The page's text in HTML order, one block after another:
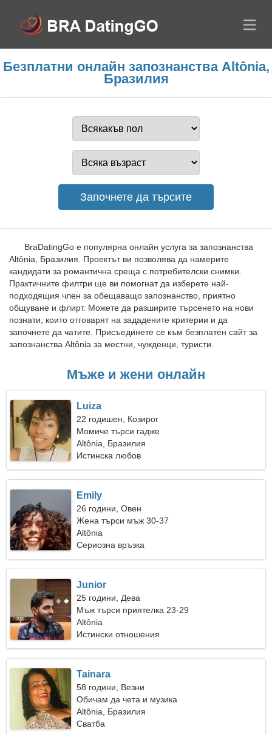
Безплатни онлайн запознанства Altônia,
Бразилия
BraDatingGo е популярна онлайн услуга за запознанства
Altônia, Бразилия. Проектът ви позволява да намерите
кандидати за романтична среща с потребителски снимки.
Практичните филтри ще ви помогнат да изберете най-
подходящия член за обещаващо запознанство, приятно
общуване и флирт. Можете да разширите търсенето на нови
познати, които отговарят на зададените критерии и да
започнете да чатите. Присъединете се към безплатен сайт за
запознанства Altônia за местни, чужденци, туристи.
Мъже и жени онлайн
Luiza
22 годишен, Козирог
Момиче търси гадже
Altônia, Бразилия
Истинска любов
Emily
26 години, Овен
Жена търси мъж 30-37
Altônia
Сериозна връзка
Junior
25 години, Дева
Мъж търси приятелка 23-29
Altônia
Истински отношения
Tainara
58 години, Везни
Обичам да чета и музика
Altônia, Бразилия
Сватба